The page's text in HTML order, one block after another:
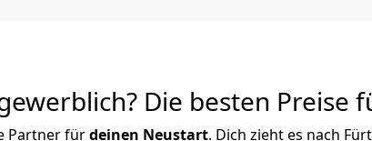
Die besten Preise
Partner fürdeinen Neustart. Dich zieht es nach